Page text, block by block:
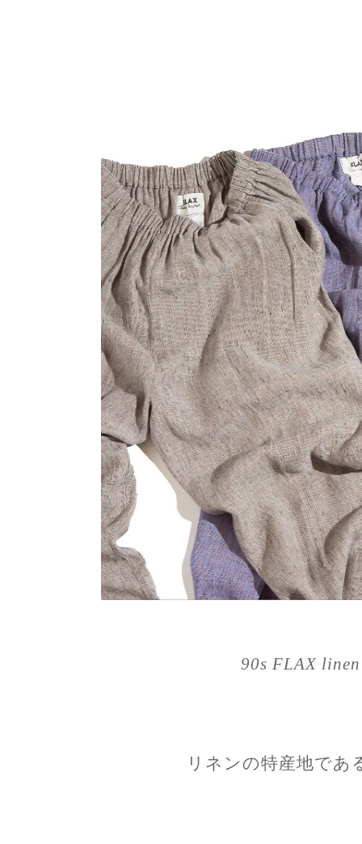
90s FLAX
リネンの特産地であ